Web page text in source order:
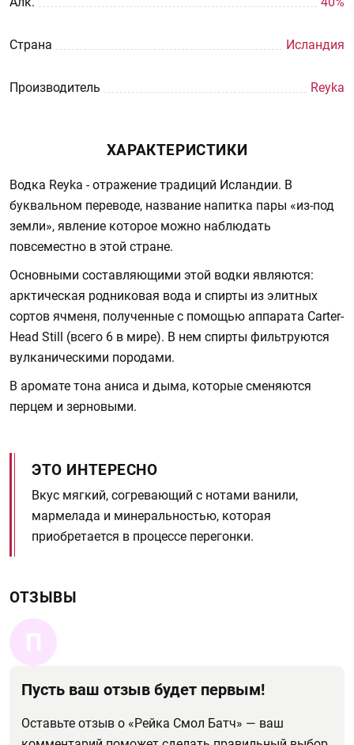
Страна Исландия
Производитель Reyka
ХАРАКТЕРИСТИКИ
Водка Reyka - отражение традиций Исландии. В
буквальном переводе, название напитка пары «из-под
земли», явление которое можно наблюдать
повсеместно в этой стране.
Основными составляющими этой водки являются:
арктическая родниковая вода и спирты из элитных
сортов ячменя, полученные с помощью аппарата Carter-
Head Still (всего 6 в мире). В нем спирты фильтруются
вулканическими породами.
В аромате тона аниса и дыма, которые сменяются
перцем и зерновыми.
ЭТО ИНТЕРЕСНО
Вкус мягкий, согревающий с нотами ванили,
мармелада и минеральностью, которая
приобретается в процессе перегонки.
ОТЗЫВЫ
П
Пусть ваш отзыв будет первым!
Оставьте отзыв о «Рейка Смол Батч» — ваш